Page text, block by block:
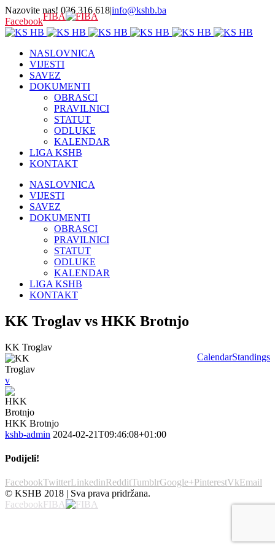
Nazovite nas! 036 316 618|info@kshb.ba
FacebookFIBA
NASLOVNICA
VIJESTI
SAVEZ
DOKUMENTI
OBRASCI
PRAVILNICI
STATUT
ODLUKE
KALENDAR
LIGA KSHB
KONTAKT
NASLOVNICA
VIJESTI
SAVEZ
DOKUMENTI
OBRASCI
PRAVILNICI
STATUT
ODLUKE
KALENDAR
LIGA KSHB
KONTAKT
KK Troglav vs HKK Brotnjo
CalendarStandings
KK Troglav
v
HKK Brotnjo
kshb-admin 2024-02-21T09:46:08+01:00
Podijeli!
FacebookTwitterLinkedinRedditTumblrGoogle+PinterestVkEmail
© KSHB 2018 | Sva prava pridržana.
FacebookFIBA